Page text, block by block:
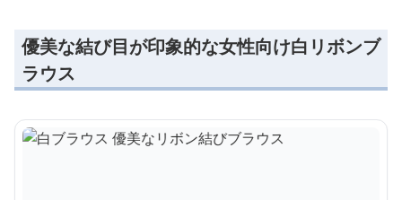
優美な結び目が印象的な女性向け白リボンブ
ラウス